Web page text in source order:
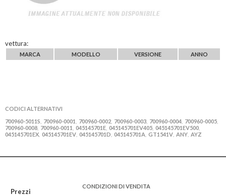
vettura:
MARCA MODELLO VERSIONE ANNO
CODICI ALTERNATIVI
700960-5011S
700960-0001 700960-0002 700960-0003 700960-0004 700960-0005
700960-0008 700960-0011 045145701E 045145701EV405 045145701EV500
045145701EX 045145701EV 045145701D 045145701A GT1541V ANY AYZ
Prezzi
CONDIZIONI DI VENDITA